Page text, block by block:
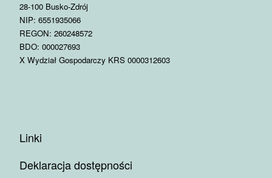
28-100 Busko-Zdrój
NIP: 6551935066
REGON: 260248572
BDO: 000027693
X Wydział Gospodarczy KRS 0000312603
Linki
Deklaracja dostępności